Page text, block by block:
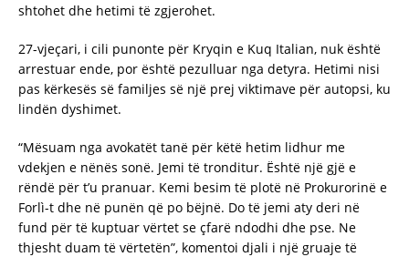
shtohet dhe hetimi të zgjerohet.
27-vjeçari, i cili punonte për Kryqin e Kuq Italian, nuk është
arrestuar ende, por është pezulluar nga detyra. Hetimi nisi
pas kërkesës së familjes së një prej viktimave për autopsi, ku
lindën dyshimet.
“Mësuam nga avokatët tanë për këtë hetim lidhur me
vdekjen e nënës sonë. Jemi të tronditur. Është një gjë e
rëndë për t’u pranuar. Kemi besim të plotë në Prokurorinë e
Forlì-t dhe në punën që po bëjnë. Do të jemi aty deri në
fund për të kuptuar vërtet se çfarë ndodhi dhe pse. Ne
thjesht duam të vërtetën”, komentoi djali i një gruaje të